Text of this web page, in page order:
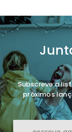
Subscreve a
próximos